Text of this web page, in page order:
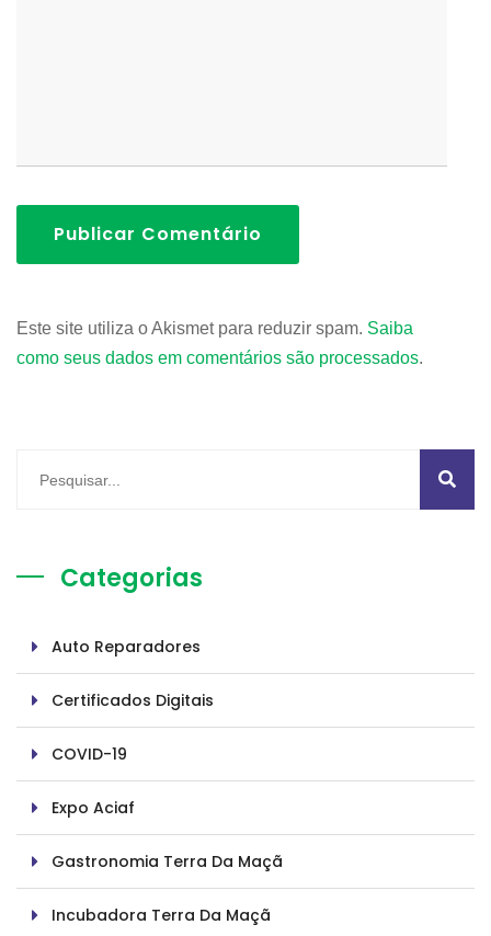
Publicar Comentário
Este site utiliza o Akismet para reduzir spam. Saiba
como seus dados em comentários são processados.
Categorias
Auto Reparadores
Certificados Digitais
COVID-19
Expo Aciaf
Gastronomia Terra Da Maçã
Incubadora Terra Da Maçã